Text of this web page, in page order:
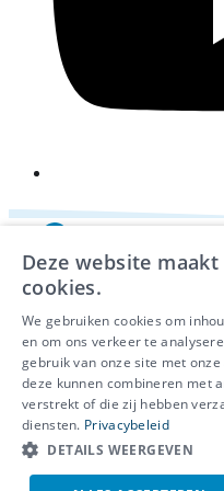
© 2026 - IDEWE
Privacy
Cookiebeleid
Deze website
cookies.
We gebruiken cookies om
en om ons verkeer te
gebruik van onze site met
deze kunnen combineren met
verstrekt of die zij hebben
diensten. Privacybeleid
DETAILS WEERGEVEN